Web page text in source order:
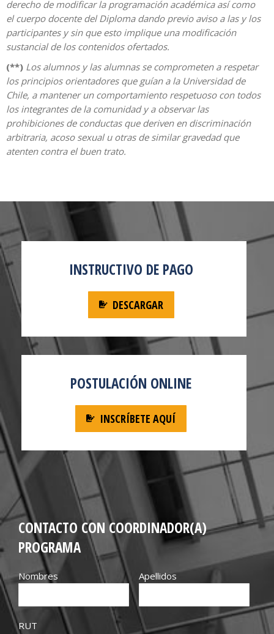
derecho de modificar la programación académica así como
el cuerpo docente del Diploma dando previo aviso a las y los
participantes y sin que esto implique una modificación
sustancial de los contenidos ofertados.
(**) Los alumnos y las alumnas se comprometen a respetar
los principios orientadores que guían a la Universidad de
Chile, a mantener un comportamiento respetuoso con todos
los integrantes de la comunidad y a observar las
prohibiciones de conductas que deriven en discriminación
arbitraria, acoso sexual u otras de similar gravedad que
atenten contra el buen trato.
INSTRUCTIVO DE PAGO
DESCARGAR
POSTULACIÓN ONLINE
INSCRÍBETE AQUÍ
CONTACTO CON COORDINADOR(A)
PROGRAMA
Nombres Apellidos
RUT